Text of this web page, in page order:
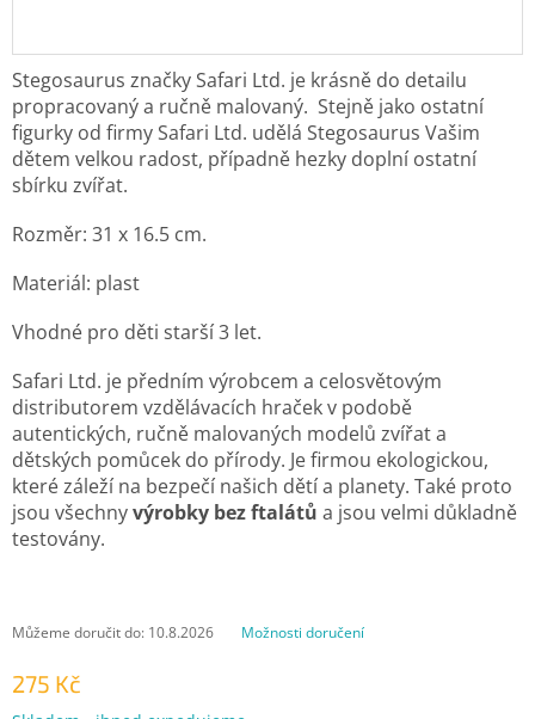
275 Kč
Můžeme doručit do: 10.8.2026 Možnosti doručení
Stegosaurus značky Safari Ltd. je krásně do detailu
propracovaný a ručně malovaný. Stejně jako ostatní
figurky od firmy Safari Ltd. udělá Stegosaurus Vašim
dětem velkou radost, případně hezky doplní ostatní
sbírku zvířat.
Rozměr: 31 x 16.5 cm.
Materiál: plast
Vhodné pro děti starší 3 let.
Safari Ltd. je předním výrobcem a celosvětovým
distributorem vzdělávacích hraček v podobě
autentických, ručně malovaných modelů zvířat a
dětských pomůcek do přírody. Jefirmou ekologickou,
které záleží na bezpečí našich dětí a planety. Také proto
jsou všechnyvýrobky bez ftalátů a jsou velmi důkladně
testovány.